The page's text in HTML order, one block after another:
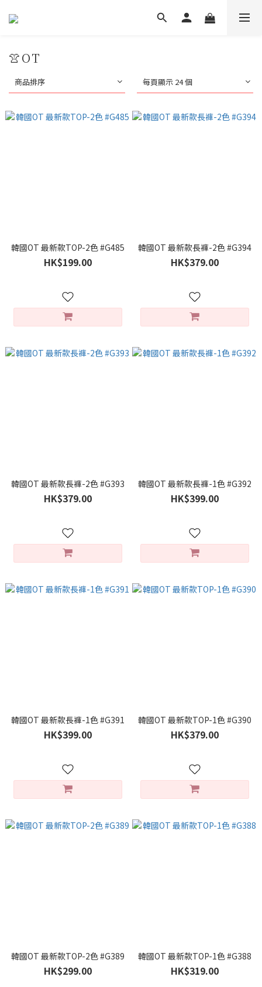
👚OT
商品排序 每頁顯示 24 個
韓國OT 最新款TOP-2色 #G485
HK$199.00
韓國OT 最新款長褲-2色 #G394
HK$379.00
韓國OT 最新款長褲-2色 #G393
HK$379.00
韓國OT 最新款長褲-1色 #G392
HK$399.00
韓國OT 最新款長褲-1色 #G391
HK$399.00
韓國OT 最新款TOP-1色 #G390
HK$379.00
韓國OT 最新款TOP-2色 #G389
HK$299.00
韓國OT 最新款TOP-1色 #G388
HK$319.00